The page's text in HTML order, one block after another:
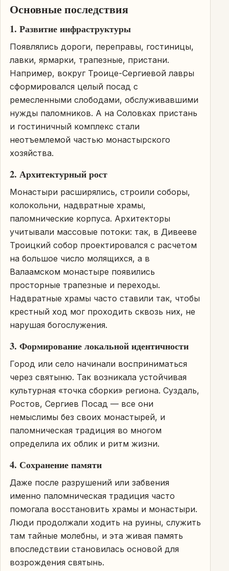
Основные последствия
1. Развитие инфраструктуры
Появлялись дороги, переправы, гостиницы,
лавки, ярмарки, трапезные, пристани.
Например, вокруг Троице-Сергиевой лавры
сформировался целый посад с
ремесленными слободами, обслуживавшими
нужды паломников. А на Соловках пристань
и гостиничный комплекс стали
неотъемлемой частью монастырского
хозяйства.
2. Архитектурный рост
Монастыри расширялись, строили соборы,
колокольни, надвратные храмы,
паломнические корпуса. Архитекторы
учитывали массовые потоки: так, в Дивееве
Троицкий собор проектировался с расчетом
на большое число молящихся, а в
Валаамском монастыре появились
просторные трапезные и переходы.
Надвратные храмы часто ставили так, чтобы
крестный ход мог проходить сквозь них, не
нарушая богослужения.
3. Формирование локальной идентичности
Город или село начинали восприниматься
через святыню. Так возникала устойчивая
культурная «точка сборки» региона. Суздаль,
Ростов, Сергиев Посад — все они
немыслимы без своих монастырей, и
паломническая традиция во многом
определила их облик и ритм жизни.
4. Сохранение памяти
Даже после разрушений или забвения
именно паломническая традиция часто
помогала восстановить храмы и монастыри.
Люди продолжали ходить на руины, служить
там тайные молебны, и эта живая память
впоследствии становилась основой для
возрождения святынь.